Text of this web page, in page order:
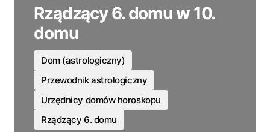
KR 한국어
Rządzący 6. domu w 10.
domu
Dom (astrologiczny)
Przewodnik astrologiczny
Urzędnicy domów horoskopu
Rządzący 6. domu